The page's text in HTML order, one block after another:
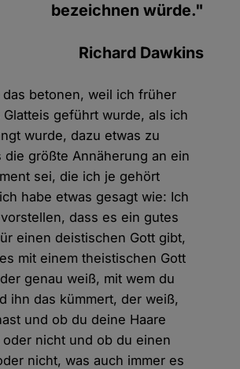
bezeichnen würde."
Richard Dawkins
das betonen, weil ich früher
geführt wurde, als ich
wurde, dazu etwas zu
die größte Annäherung an ein
sei, die ich je gehört
habe etwas gesagt wie: Ich
dass es ein gutes
einen deistischen Gott gibt,
mit einem theistischen Gott
genau weiß, mit wem du
ihn das kümmert, der weiß,
und ob du deine Haare
nicht und ob du einen
nicht, was auch immer es